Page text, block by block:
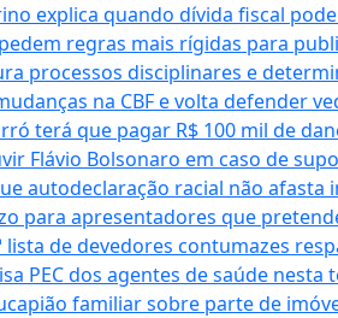
explica quando dívida fiscal
regras mais rígidas para
processos disciplinares e
na CBF e volta defender
terá que pagar R$ 100 mil de
Flávio Bolsonaro em caso de
autodeclaração racial não afasta
para apresentadores que
lista de devedores contumazes
PEC dos agentes de saúde nesta
familiar sobre parte de